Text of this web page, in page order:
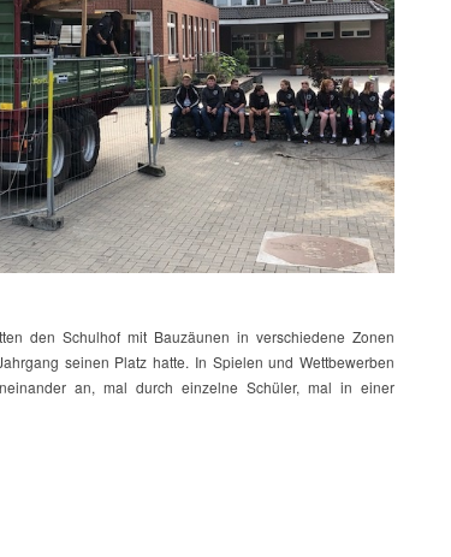
den Schulhof mit Bauzäunen in verschiedene Zonen
seinen Platz hatte. In Spielen und Wettbewerben
an, mal durch einzelne Schüler, mal in einer